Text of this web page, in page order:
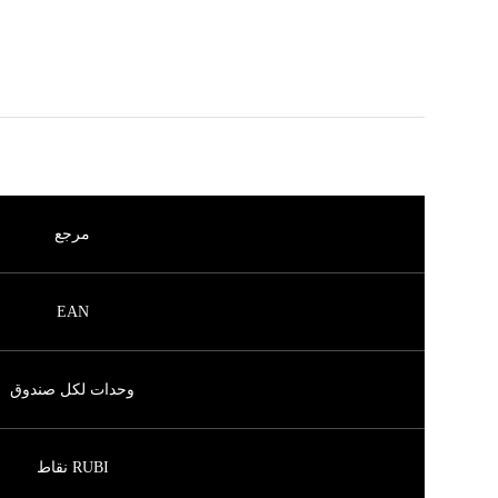
مرجع
EAN
وحدات لكل صندوق
RUBI نقاط